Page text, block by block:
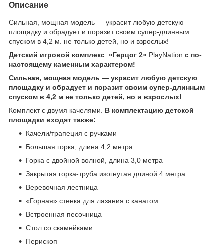
Описание
Сильная, мощная модель ― украсит любую детскую
площадку и обрадует и поразит своим супер-длинным
спуском в 4,2 м. не только детей, но и взрослых!
Детский игровой комплекс «Герцог 2» PlayNation с по-
настоящему каменным характером!
Сильная, мощная модель ― украсит любую детскую
площадку и обрадует и поразит своим супер-длинным
спуском в 4,2 м не только детей, но и взрослых!
Комплект с двумя качелями.
В комплектацию детской
площадки входят также:
Качели/трапеция с ручками
Большая горка, длина 4,2 метра
Горка с двойной волной, длина 3,0 метра
Закрытая горка-труба изогнутая длиной 4 метра
Веревочная лестница
«Горная» стенка для лазания с канатом
Встроенная песочница
Стол со скамейками
Перископ